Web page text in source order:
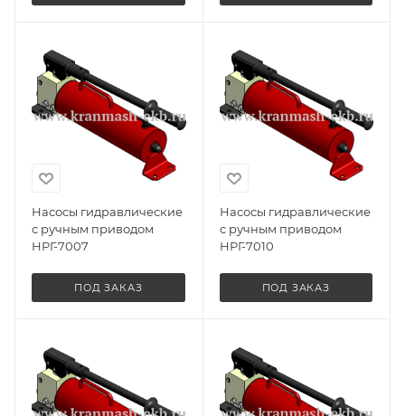
Насосы гидравлические
с ручным приводом
НРГ-7007
ПОД ЗАКАЗ
Насосы гидравлические
с ручным приводом
НРГ-7010
ПОД ЗАКАЗ